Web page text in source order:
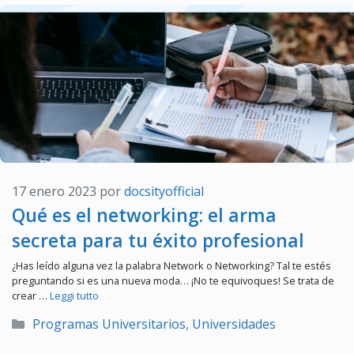
Qué es el networking: el arma
secreta para tu éxito profesional
17 enero 2023 pordocsityofficial
¿Has leído alguna vez la palabra Network o Networking? Tal te estés
preguntando si es una nueva moda… ¡No te equivoques! Se trata de
crear … Leggi tutto
Categorías
Programas Universitarios, Universidades